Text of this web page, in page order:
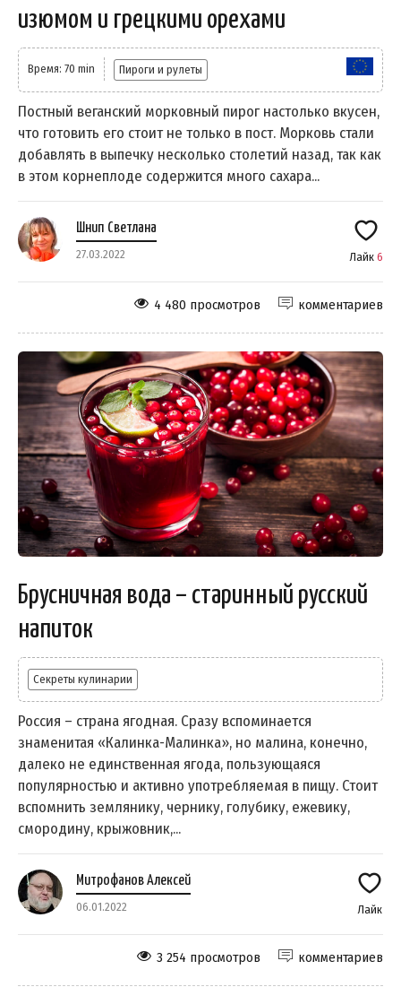
изюмом и грецкими орехами
Время: 70 min Пироги и рулеты
Постный веганский морковный пирог настолько вкусен,
что готовить его стоит не только в пост. Морковь стали
добавлять в выпечку несколько столетий назад, так как
в этом корнеплоде содержится много сахара...
Шнип Светлана
27.03.2022 Лайк 6
комментариев
4 480 просмотров
Брусничная вода – старинный русский
напиток
Секреты кулинарии
Россия – страна ягодная. Сразу вспоминается
знаменитая «Калинка-Малинка», но малина, конечно,
далеко не единственная ягода, пользующаяся
популярностью и активно употребляемая в пищу. Стоит
вспомнить землянику, чернику, голубику, ежевику,
смородину, крыжовник,...
Митрофанов Алексей
06.01.2022 Лайк
комментариев
3 254 просмотров